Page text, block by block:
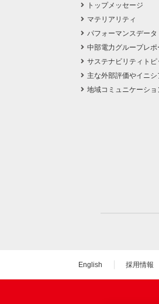
トップメッセージ
マテリアリティ
パフォーマンスデータ
中部電力グループレポ
サステナビリティト
主な外部評価やイニ
地域コミュニケーショ
English 採用情報